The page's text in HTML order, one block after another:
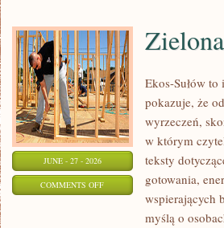
JUNE - 27 - 2026
COMMENTS OFFON
Ekos-Sułów
pokazuje, że
wyrzeczeń,
w którym
teksty
gotowania,
wspierających
myślą o